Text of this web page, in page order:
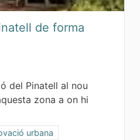
de forma
del Pinatell al nou
zona a on hi
Desenvolupament i
urbana